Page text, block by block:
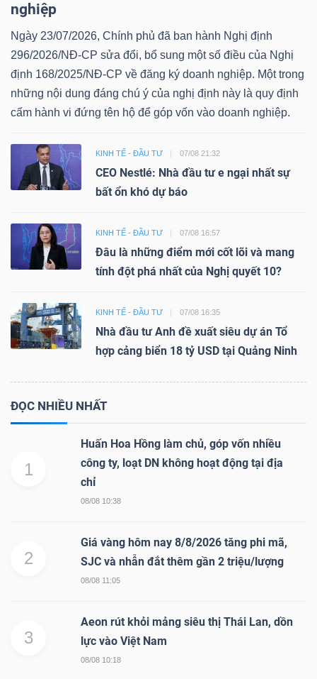
nghiệp
Ngày 23/07/2026, Chính phủ đã ban hành Nghị định
296/2026/NĐ-CP sửa đổi, bổ sung một số điều của Nghị
định 168/2025/NĐ-CP về đăng ký doanh nghiệp. Một trong
những nội dung đáng chú ý của nghị định này là quy định
cấm hành vi đứng tên hộ để góp vốn vào doanh nghiệp.
KINH TẾ - ĐẦU TƯ 07/08 21:32
CEO Nestlé: Nhà đầu tư e ngại nhất sự
bất ổn khó dự báo
KINH TẾ - ĐẦU TƯ 07/08 16:57
Đâu là những điểm mới cốt lõi và mang
tính đột phá nhất của Nghị quyết 10?
KINH TẾ - ĐẦU TƯ 07/08 16:35
Nhà đầu tư Anh đề xuất siêu dự án Tổ
hợp cảng biển 18 tỷ USD tại Quảng Ninh
ĐỌC NHIỀU NHẤT
1
Huấn Hoa Hồng làm chủ, góp vốn nhiều
công ty, loạt DN không hoạt động tại địa
chỉ
08/08 10:38
2
Giá vàng hôm nay 8/8/2026 tăng phi mã,
SJC và nhẫn đắt thêm gần 2 triệu/lượng
08/08 11:05
3
Aeon rút khỏi mảng siêu thị Thái Lan, dồn
lực vào Việt Nam
08/08 10:18